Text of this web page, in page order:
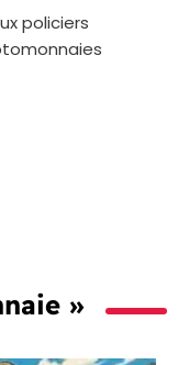
policiers
»